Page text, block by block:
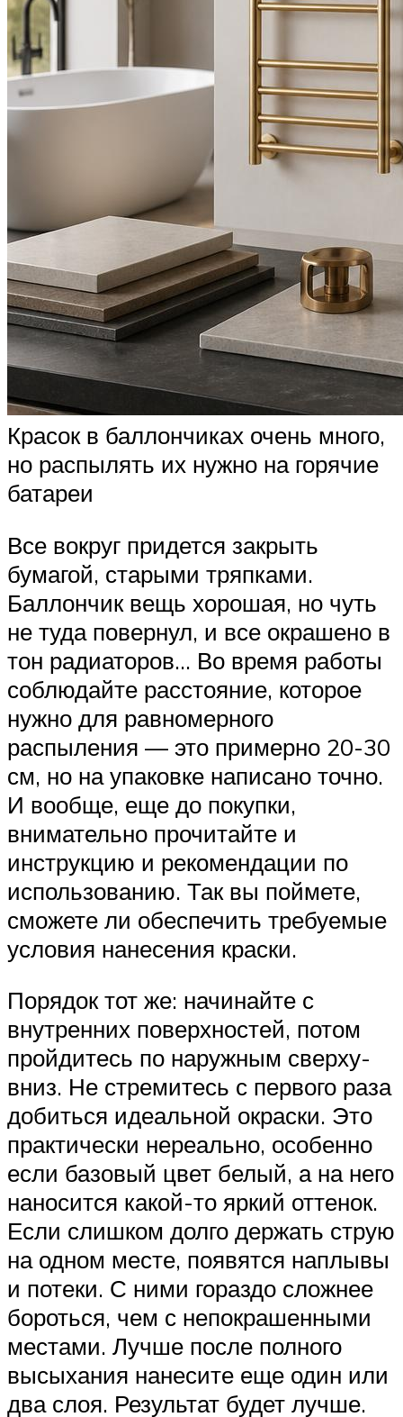
Красок в баллончиках очень много,
но распылять их нужно на горячие
батареи
Все вокруг придется закрыть
бумагой, старыми тряпками.
Баллончик вещь хорошая, но чуть
не туда повернул, и все окрашено в
тон радиаторов… Во время работы
соблюдайте расстояние, которое
нужно для равномерного
распыления — это примерно 20-30
см, но на упаковке написано точно.
И вообще, еще до покупки,
внимательно прочитайте и
инструкцию и рекомендации по
использованию. Так вы поймете,
сможете ли обеспечить требуемые
условия нанесения краски.
Порядок тот же: начинайте с
внутренних поверхностей, потом
пройдитесь по наружным сверху-
вниз. Не стремитесь с первого раза
добиться идеальной окраски. Это
практически нереально, особенно
если базовый цвет белый, а на него
наносится какой-то яркий оттенок.
Если слишком долго держать струю
на одном месте, появятся наплывы
и потеки. С ними гораздо сложнее
бороться, чем с непокрашенными
местами. Лучше после полного
высыхания нанесите еще один или
два слоя. Результат будет лучше.